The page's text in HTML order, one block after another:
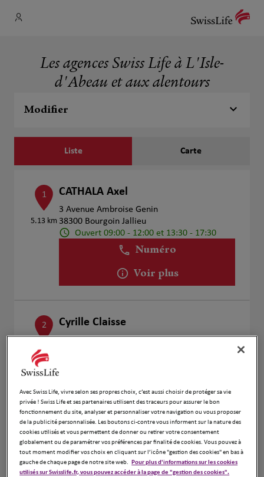
Les agences Swiss Life à L'Isle-
d'Abeau et aux alentours
Modifier
Liste Carte
1
5.13 km
CATHALA Axel
3 Avenue Ambroise Genin
38300 Bourgoin Jallieu
Ouvert 09:00 - 12:00 et 13:30 - 17:30
Numéro
Voir plus
2
11 km
Cyrille Claisse
290 Route de Ruy
Voir plus
3 Mickael NOEL
165 impasse de la Boulatière
Avec Swiss Life, vivre selon ses propres choix, c’est aussi choisir de protéger sa vie
privée ! Swiss Life et ses partenaires utilisent des traceurs pour assurer le bon
fonctionnement du site, analyser et personnaliser votre navigation ou vous proposer
de la publicité personnalisée. Les boutons ci-contre vous informent sur la nature des
cookies utilisés et vous permettent de donner ou retirer votre consentement
globalement ou de paramétrer vos préférences par finalité de cookies. Vous pouvez à
tout moment modifier vos choix en cliquant sur l’icône "gestion des cookies" en bas à
gauche de chaque page de notre site web.
Pour plus d'informations sur les cookies
utilisés sur Swisslife.fr, vous pouvez accéder à la page de "gestion des cookies".